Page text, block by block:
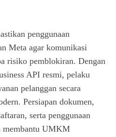
penggunaan
Meta agar komunikasi
risiko pemblokiran. Dengan
API resmi, pelaku
pelanggan secara
Persiapan dokumen,
serta penggunaan
membantu UMKM